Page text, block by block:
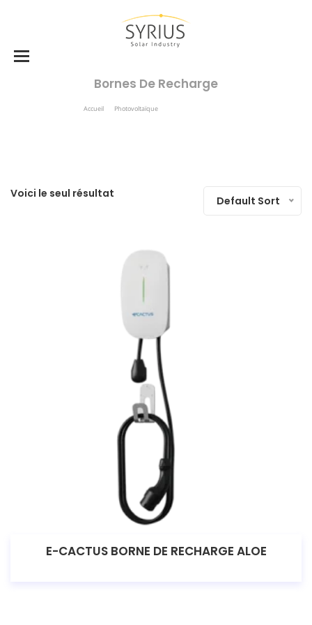
Bornes De Recharge
Accueil Photovoltaïque
Voici le seul résultat
Default Sort
E-CACTUS BORNE DE RECHARGE ALOE